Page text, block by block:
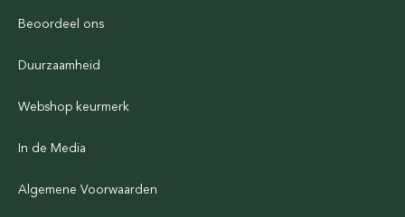
Beoordeel ons
Duurzaamheid
Webshop keurmerk
In de Media
Algemene Voorwaarden